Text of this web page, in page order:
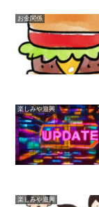
お金関係
楽しみや遊興
楽しみや遊興